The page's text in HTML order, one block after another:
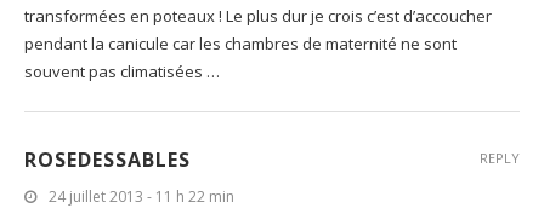
transformées en poteaux ! Le plus dur je crois c’est d’accoucher
pendant la canicule car les chambres de maternité ne sont
souvent pas climatisées …
ROSEDESSABLES
24 juillet 2013 - 11 h 22 min
REPLY